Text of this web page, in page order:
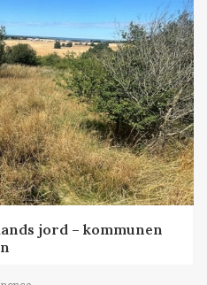
jord – kommunen